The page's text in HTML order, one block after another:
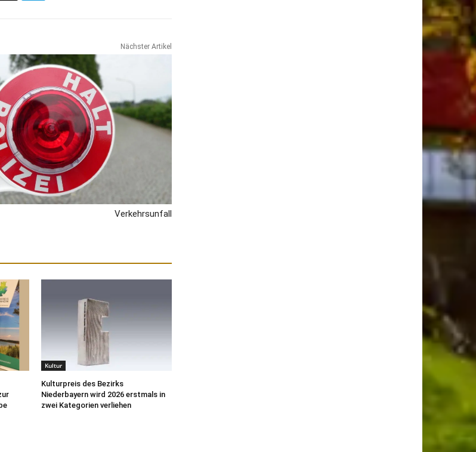
Nächster Artikel
Verkehrsunfall
Kultur
Kulturpreis des Bezirks
Niederbayern wird 2026 erstmals in
zwei Kategorien verliehen